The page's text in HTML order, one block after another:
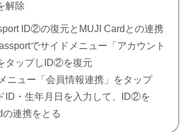
解除
ID②の復元とMUJI Cardとの連携
でサイドメニュー「アカウント
タップしID②を復元
ニュー「会員情報連携」をタップ
ID・生年月日を入力して、ID②を
の連携をとる